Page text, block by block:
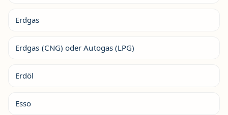
Erdgas
Erdgas (CNG) oder Autogas (LPG)
Erdöl
Esso